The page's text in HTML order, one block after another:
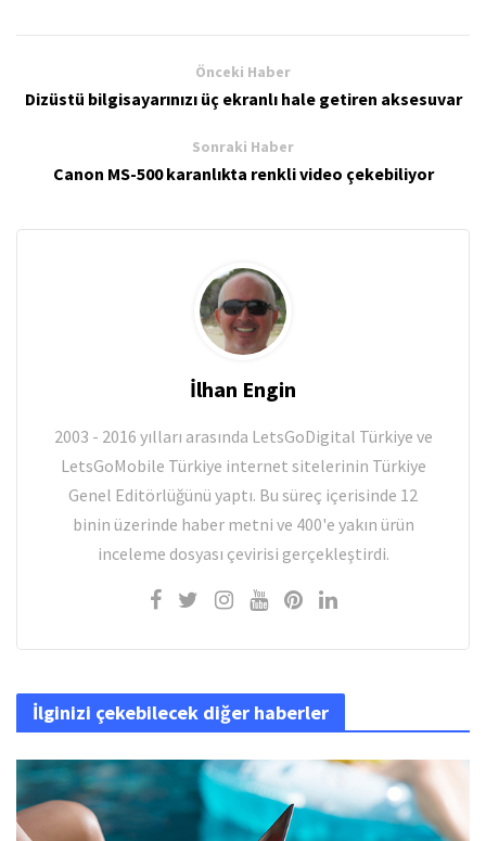
Önceki Haber
Dizüstü bilgisayarınızı üç ekranlı hale getiren aksesuvar
Sonraki Haber
Canon MS-500 karanlıkta renkli video çekebiliyor
İlhan Engin
2003 - 2016 yılları arasında LetsGoDigital Türkiye ve
LetsGoMobile Türkiye internet sitelerinin Türkiye
Genel Editörlüğünü yaptı. Bu süreç içerisinde 12
binin üzerinde haber metni ve 400'e yakın ürün
inceleme dosyası çevirisi gerçekleştirdi.
İlginizi çekebilecek diğer haberler